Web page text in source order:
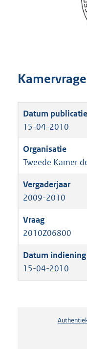
15-04-2010
Tweede Kamer
2009-2010
2010Z06800
15-04-2010